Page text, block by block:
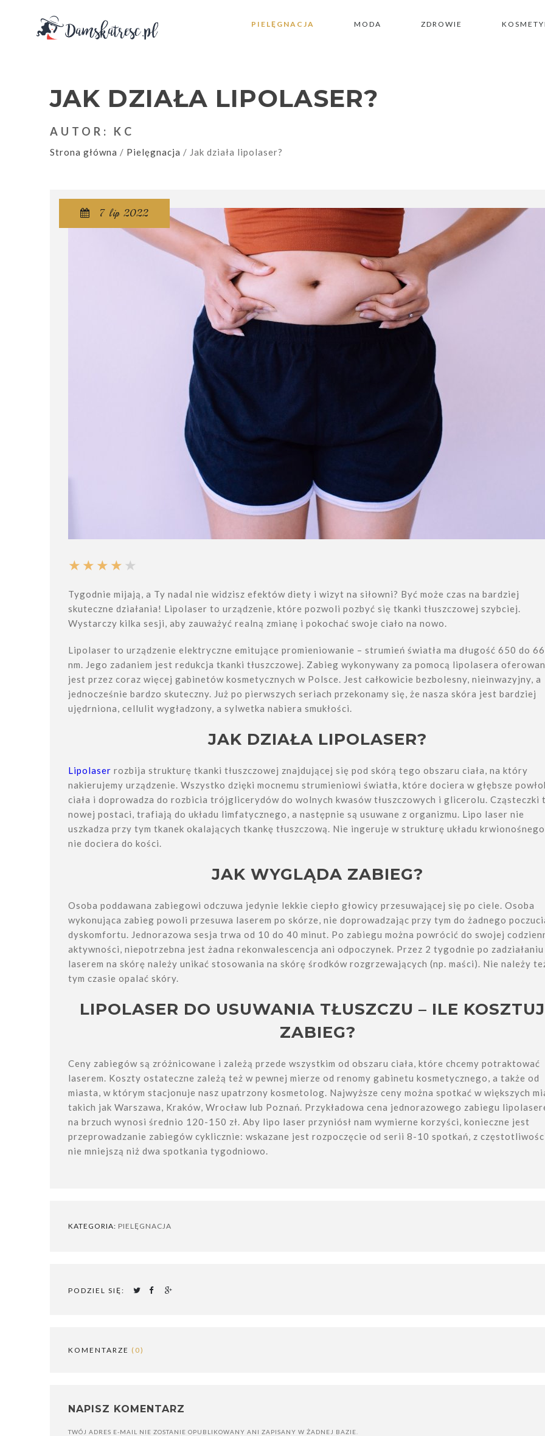
PIELĘGNACJA MODA ZDROWIE
JAK DZIAŁA LIPOLASER?
AUTOR: KC
Strona główna / Pielęgnacja / Jak działa lipolaser?
 7 lip 2022
Tygodnie mijają, a Ty nadal nie widzisz efektów diety i wizyt na siłowni? Być może czas na bardziej
skuteczne działania! Lipolaser to urządzenie, które pozwoli pozbyć się tkanki tłuszczowej szybciej.
Wystarczy kilka sesji, aby zauważyć realną zmianę i pokochać swoje ciało na nowo.
Lipolaser to urządzenie elektryczne emitujące promieniowanie – strumień światła ma długość 650 do
nm. Jego zadaniem jest redukcja tkanki tłuszczowej. Zabieg wykonywany za pomocą lipolasera
jest przez coraz więcej gabinetów kosmetycznych w Polsce. Jest całkowicie bezbolesny, nieinwazyjny, a
jednocześnie bardzo skuteczny. Już po pierwszych seriach przekonamy się, że nasza skóra jest bardziej
ujędrniona, cellulit wygładzony, a sylwetka nabiera smukłości.
JAK DZIAŁA LIPOLASER?
Lipolaser rozbija strukturę tkanki tłuszczowej znajdującej się pod skórą tego obszaru ciała, na który
nakierujemy urządzenie. Wszystko dzięki mocnemu strumieniowi światła, które dociera w głębsze
ciała i doprowadza do rozbicia trójglicerydów do wolnych kwasów tłuszczowych i glicerolu. Cząsteczki
nowej postaci, trafiają do układu limfatycznego, a następnie są usuwane z organizmu. Lipo laser nie
uszkadza przy tym tkanek okalających tkankę tłuszczową. Nie ingeruje w strukturę układu
nie dociera do kości.
JAK WYGLĄDA ZABIEG?
Osoba poddawana zabiegowi odczuwa jedynie lekkie ciepło głowicy przesuwającej się po ciele. Osoba
wykonująca zabieg powoli przesuwa laserem po skórze, nie doprowadzając przy tym do żadnego
dyskomfortu. Jednorazowa sesja trwa od 10 do 40 minut. Po zabiegu można powrócić do swojej
aktywności, niepotrzebna jest żadna rekonwalescencja ani odpoczynek. Przez 2 tygodnie po zadziałaniu
laserem na skórę należy unikać stosowania na skórę środków rozgrzewających (np. maści). Nie należy
tym czasie opalać skóry.
LIPOLASER DO USUWANIA TŁUSZCZU – ILE
ZABIEG?
Ceny zabiegów są zróżnicowane i zależą przede wszystkim od obszaru ciała, które chcemy potraktować
laserem. Koszty ostateczne zależą też w pewnej mierze od renomy gabinetu kosmetycznego, a także od
miasta, w którym stacjonuje nasz upatrzony kosmetolog. Najwyższe ceny można spotkać w większych
takich jak Warszawa, Kraków, Wrocław lub Poznań. Przykładowa cena jednorazowego zabiegu
na brzuch wynosi średnio 120-150 zł. Aby lipo laser przyniósł nam wymierne korzyści, konieczne jest
przeprowadzanie zabiegów cyklicznie: wskazane jest rozpoczęcie od serii 8-10 spotkań, z
nie mniejszą niż dwa spotkania tygodniowo.
KATEGORIA: PIELĘGNACJA
PODZIEL SIĘ:   
KOMENTARZE (0)
NAPISZ KOMENTARZ
TWÓJ ADRES E-MAIL NIE ZOSTANIE OPUBLIKOWANY ANI ZAPISANY W ŻADNEJ BAZIE.